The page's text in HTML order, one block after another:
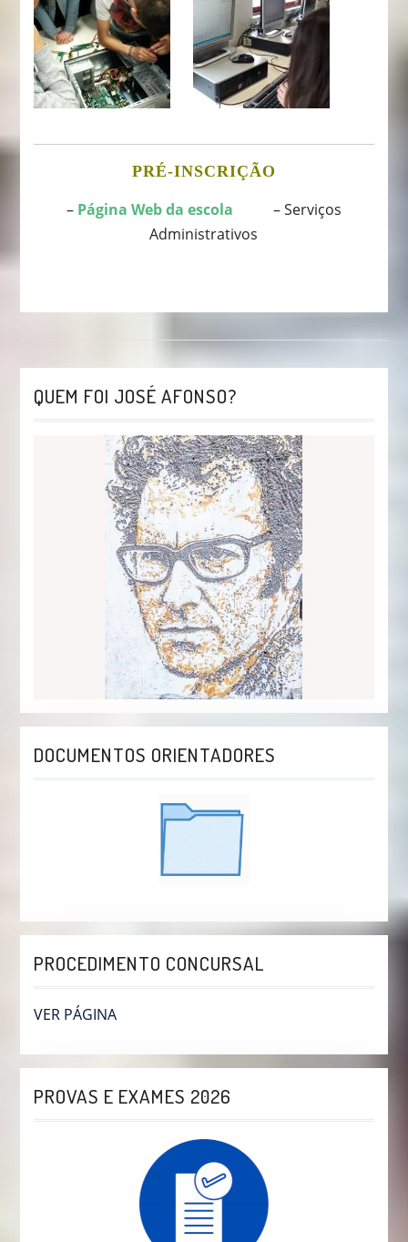
PRÉ-INSCRIÇÃO
– Página Web da escola – Serviços
Administrativos
QUEM FOI JOSÉ AFONSO?
DOCUMENTOS ORIENTADORES
PROCEDIMENTO CONCURSAL
VER PÁGINA
PROVAS E EXAMES 2026